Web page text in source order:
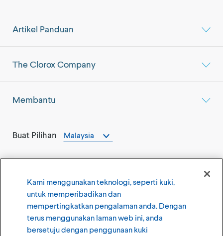
Artikel Panduan
The Clorox Company
Membantu
Buat Pilihan Malaysia
Syarat Penggunaan Dasar Privasi
Kami menggunakan teknologi, seperti kuki,
untuk memperibadikan dan
mempertingkatkan pengalaman anda. Dengan
terus menggunakan laman web ini, anda
bersetuju dengan penggunaan kuki